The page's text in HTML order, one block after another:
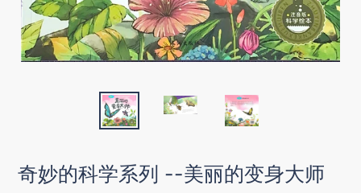
奇妙的科学系列 --美丽的变身大师